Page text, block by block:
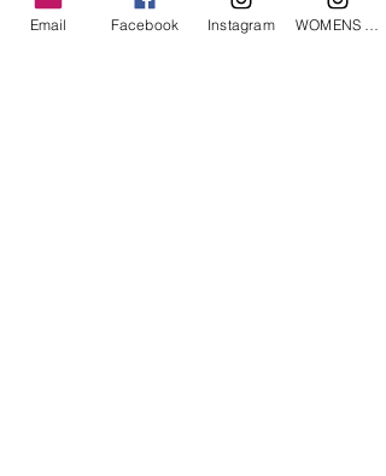
Email Facebook Instagram